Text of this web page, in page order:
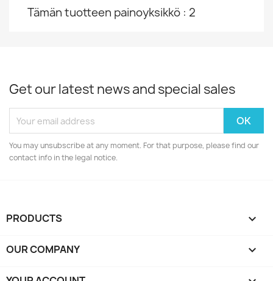
Tämän tuotteen painoyksikkö : 2
Get our latest news and special sales
You may unsubscribe at any moment. For that purpose, please find our
contact info in the legal notice.
PRODUCTS 
OUR COMPANY 